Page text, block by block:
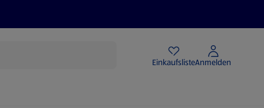
EinkaufslisteAnmelden